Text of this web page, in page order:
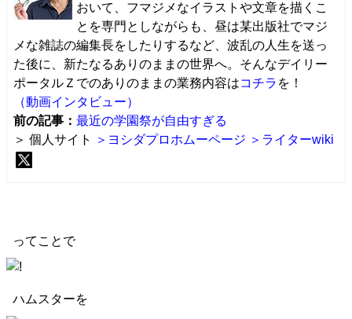
おいて、フマジメなイラストや文章を描くこ
とを専門としながらも、昼は某出版社でマジ
メな雑誌の編集長をしたりするなど、波乱の人生を送っ
た後に、新たなるありのままの世界へ。そんなデイリー
ポータルＺでのありのままの業務内容はコチラ を！
（動画インタビュー）
前の記事： 最近の学園祭が自由すぎる
＞ 個人サイト
＞ヨシダプロホムーページ ＞ライターwiki
ってことで
ハムスターを